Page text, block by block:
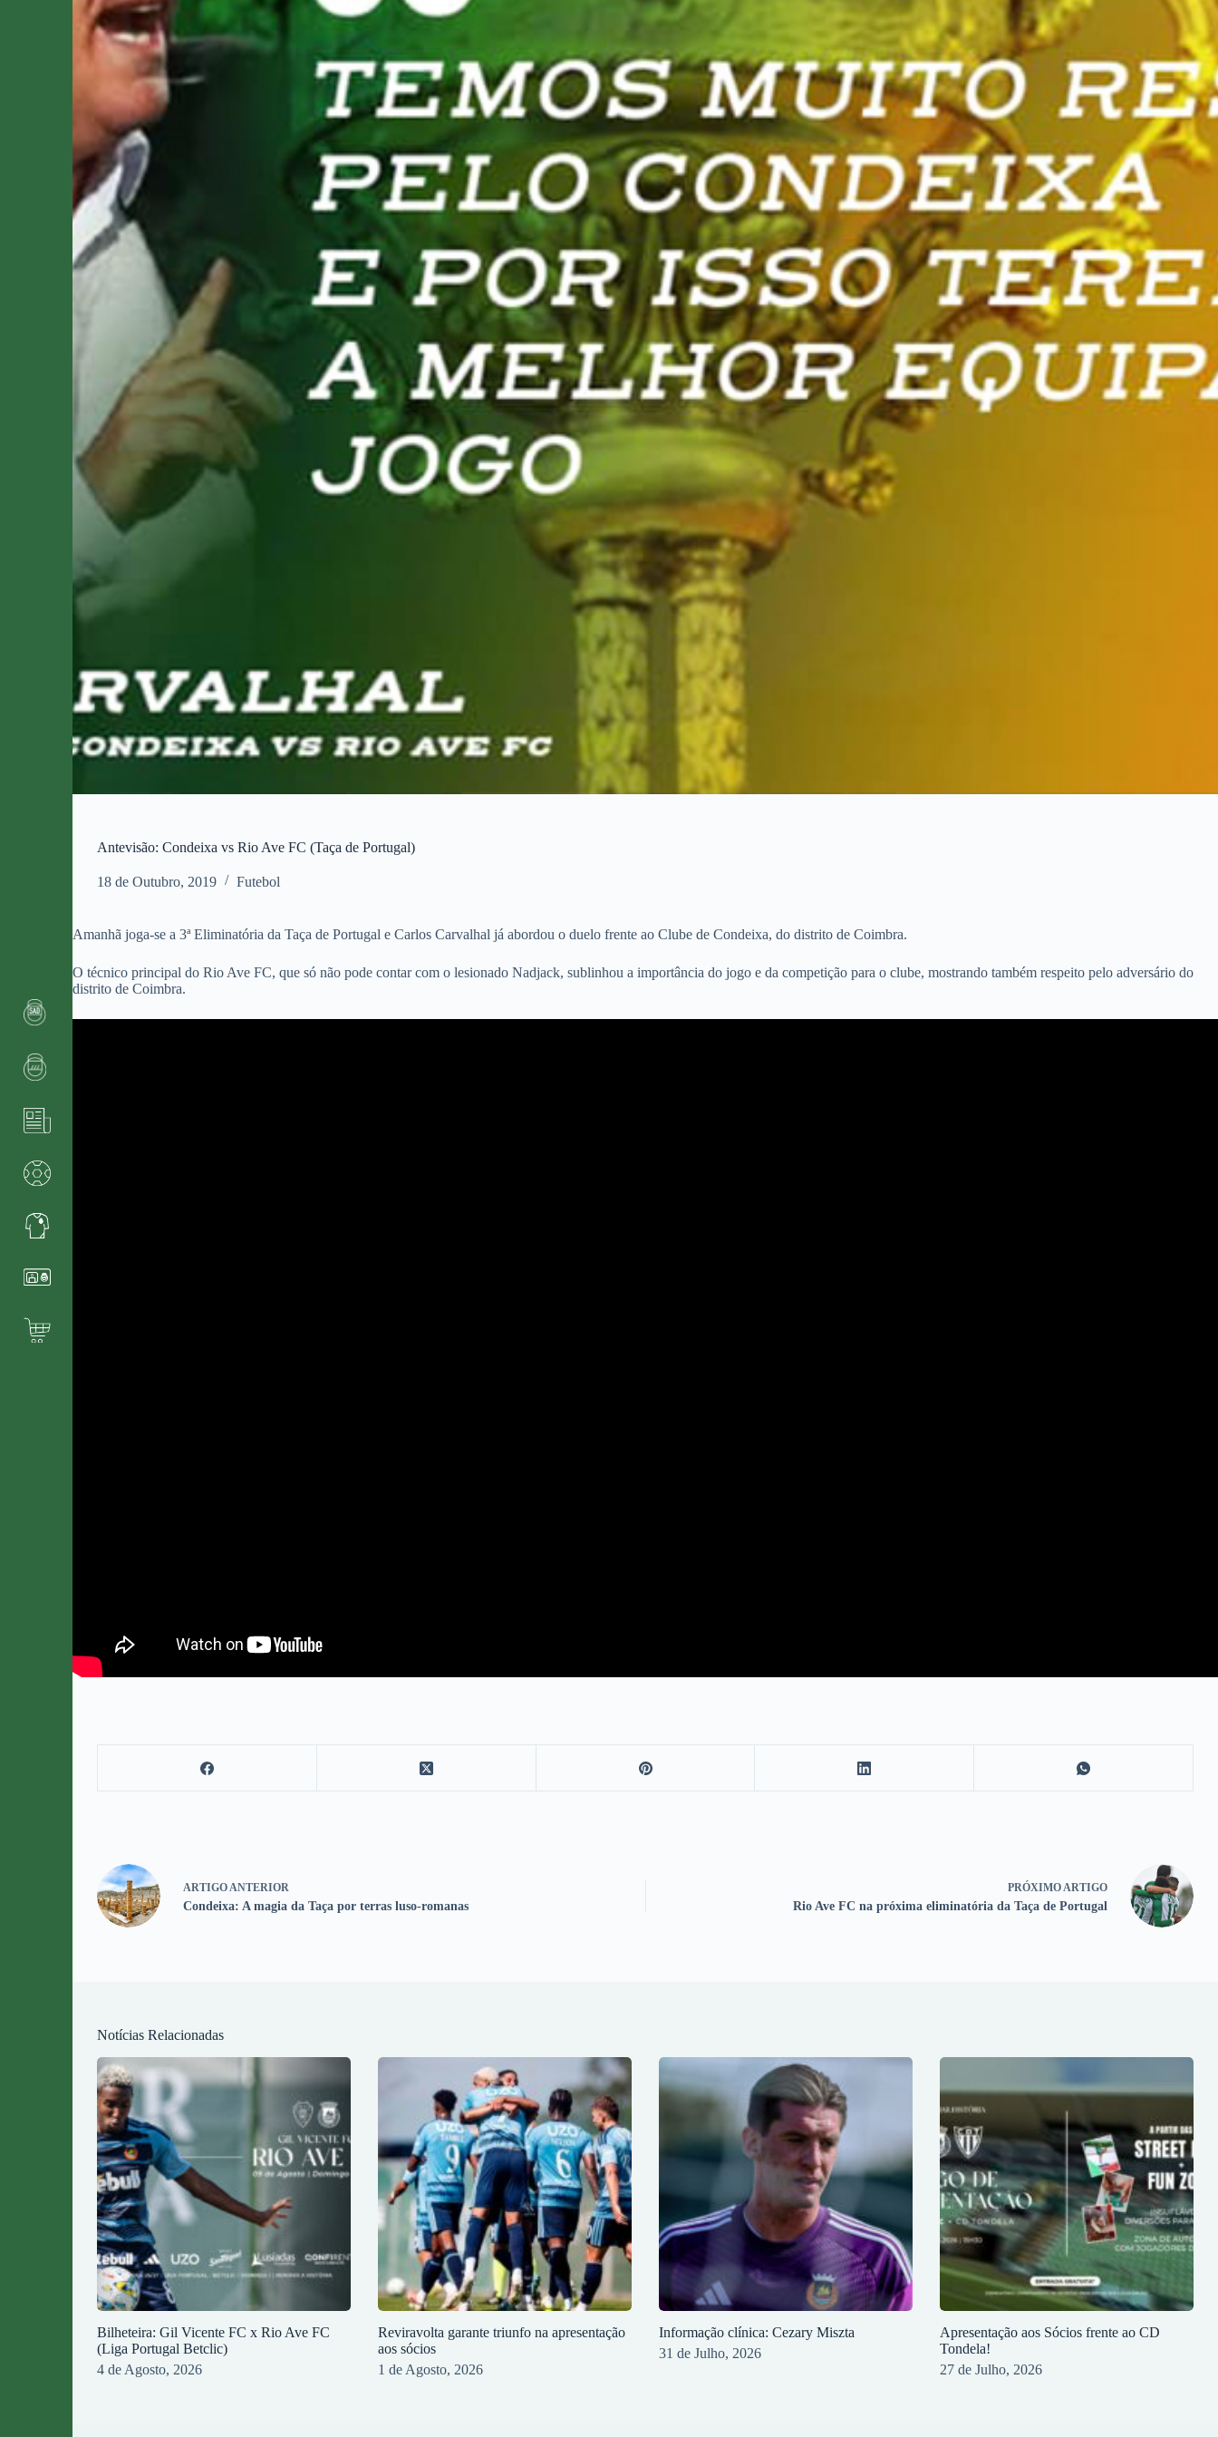
Antevisão: Condeixa vs Rio Ave FC (Taça de Portugal)
18 de Outubro, 2019 Futebol
Amanhã joga-se a 3ª Eliminatória da Taça de Portugal e Carlos Carvalhal já abordou o duelo frente ao Clube de Condeixa, do distrito de Coimbra.
O técnico principal do Rio Ave FC, que só não pode contar com o lesionado Nadjack, sublinhou a importância do jogo e da competição para o clube, mostrando também respeito pelo adversário do
distrito de Coimbra.
ARTIGO ANTERIOR
Condeixa: A magia da Taça por terras luso-romanas
PRÓXIMO ARTIGO
Rio Ave FC na próxima eliminatória da Taça de Portugal
Notícias Relacionadas
Bilheteira: Gil Vicente FC x Rio Ave FC
(Liga Portugal Betclic)
4 de Agosto, 2026
Reviravolta garante triunfo na apresentação
aos sócios
1 de Agosto, 2026
Informação clínica: Cezary Miszta
31 de Julho, 2026
Apresentação aos Sócios frente ao CD
Tondela!
27 de Julho, 2026